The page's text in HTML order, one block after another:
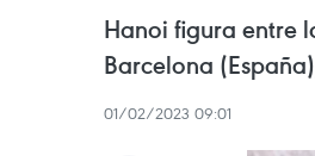
Hanoi figura entre
Barcelona
01/02/2023 09:01